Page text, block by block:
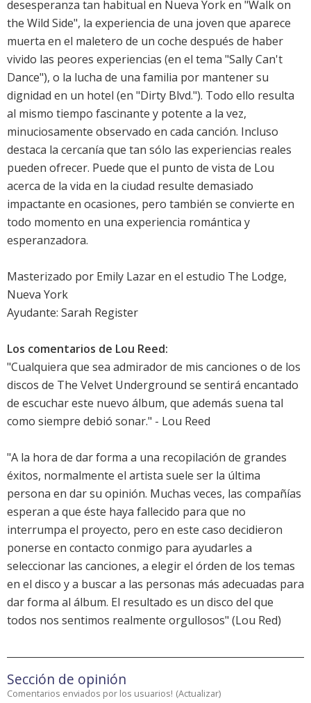
desesperanza tan habitual en Nueva York en "Walk on
the Wild Side", la experiencia de una joven que aparece
muerta en el maletero de un coche después de haber
vivido las peores experiencias (en el tema "Sally Can't
Dance"), o la lucha de una familia por mantener su
dignidad en un hotel (en "Dirty Blvd."). Todo ello resulta
al mismo tiempo fascinante y potente a la vez,
minuciosamente observado en cada canción. Incluso
destaca la cercanía que tan sólo las experiencias reales
pueden ofrecer. Puede que el punto de vista de Lou
acerca de la vida en la ciudad resulte demasiado
impactante en ocasiones, pero también se convierte en
todo momento en una experiencia romántica y
esperanzadora.
Masterizado por Emily Lazar en el estudio The Lodge,
Nueva York
Ayudante: Sarah Register
Los comentarios de Lou Reed:
"Cualquiera que sea admirador de mis canciones o de los
discos de The Velvet Underground se sentirá encantado
de escuchar este nuevo álbum, que además suena tal
como siempre debió sonar." - Lou Reed
"A la hora de dar forma a una recopilación de grandes
éxitos, normalmente el artista suele ser la última
persona en dar su opinión. Muchas veces, las compañías
esperan a que éste haya fallecido para que no
interrumpa el proyecto, pero en este caso decidieron
ponerse en contacto conmigo para ayudarles a
seleccionar las canciones, a elegir el órden de los temas
en el disco y a buscar a las personas más adecuadas para
dar forma al álbum. El resultado es un disco del que
todos nos sentimos realmente orgullosos" (Lou Red)
Sección de opinión
Comentarios enviados por los usuarios! (Actualizar)